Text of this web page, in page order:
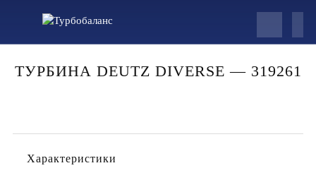
ТУРБИНА DEUTZ DIVERSE — 319261
Характеристики